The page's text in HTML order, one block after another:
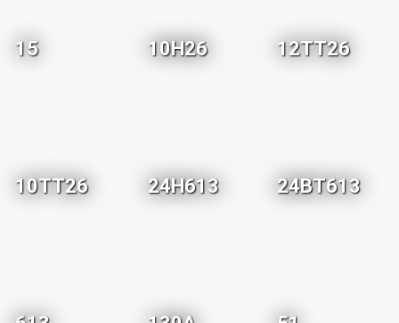
15 10H26 12TT26
10TT26 24H613 24BT613